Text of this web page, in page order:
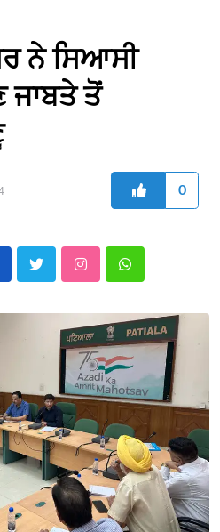
ਨੇ ਸਿਆਸੀ
ਜਾਬਤੇ ਤੋਂ
0